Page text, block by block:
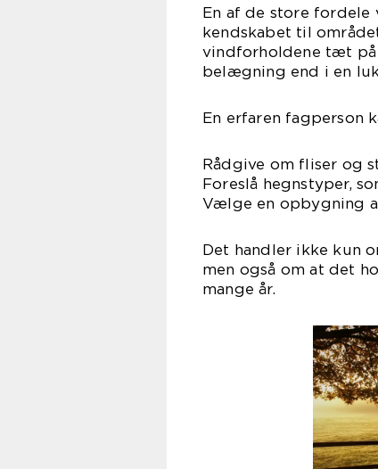
En af de store fordele
kendskabet til
vindforholdene tæt på
belægning end i en
En erfaren fagperson
Rådgive om fliser og
Foreslå hegnstyper,
Vælge en opbygning
Det handler ikke kun
men også om at det
mange år.